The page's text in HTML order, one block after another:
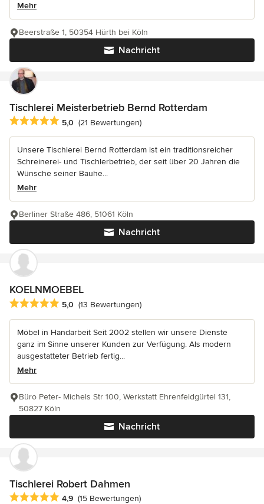
Mehr
Nachricht
Beerstraße 1, 50354 Hürth bei Köln
Tischlerei Meisterbetrieb Bernd Rotterdam
Durchschnittliche Bewertung: 5 von 5 Sternen
5,0 (21 Bewertungen)
Unsere Tischlerei Bernd Rotterdam ist ein traditionsreicher
Schreinerei- und Tischlerbetrieb, der seit über 20 Jahren die
Wünsche seiner Bauhe...
Mehr
Nachricht
Berliner Straße 486, 51061 Köln
KOELNMOEBEL
Durchschnittliche Bewertung: 5 von 5 Sternen
5,0 (13 Bewertungen)
Möbel in Handarbeit Seit 2002 stellen wir unsere Dienste
ganz im Sinne unserer Kunden zur Verfügung. Als modern
ausgestatteter Betrieb fertig...
Mehr
Nachricht
Büro Peter- Michels Str 100, Werkstatt Ehrenfeldgürtel 131,
50827 Köln
Tischlerei Robert Dahmen
Durchschnittliche Bewertung: 4.9 von 5 Sternen
4,9 (15 Bewertungen)